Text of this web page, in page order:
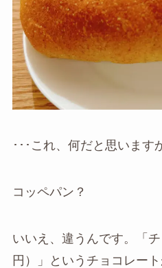
･･･これ、何だと思います
コッペパン？
いいえ、違うんです。「
円）」というチョコレー